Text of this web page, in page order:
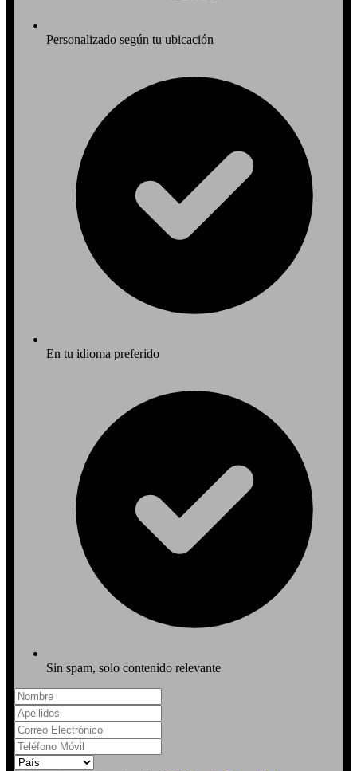
Personalizado según tu ubicación
En tu idioma preferido
Sin spam, solo contenido relevante